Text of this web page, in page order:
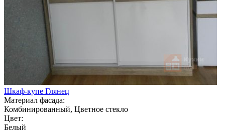
Шкаф-купе Глянец
Материал фасада:
Комбинированный, Цветное стекло
Цвет:
Белый